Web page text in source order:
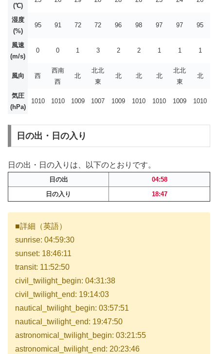
(℃)
湿度
(%)
95 91 72 72 96 98 97 97 95
風速
(m/s)
0 0 1 3 2 2 1 1 1
風向 西
西南
西
北
北北
東
北 北 北
北北
東
北
気圧
(hPa)
1010 1010 1009 1007 1009 1010 1010 1009 1010
日の出・日の入り
日の出・日の入りは、以下のとおりです。
日の出
04:58
日の入り
18:47
■詳細（英語）
sunrise: 04:59:30
sunset: 18:46:11
transit: 11:52:50
civil_twilight_begin: 04:31:38
civil_twilight_end: 19:14:03
nautical_twilight_begin: 03:57:51
nautical_twilight_end: 19:47:50
astronomical_twilight_begin: 03:21:55
astronomical_twilight_end: 20:23:46